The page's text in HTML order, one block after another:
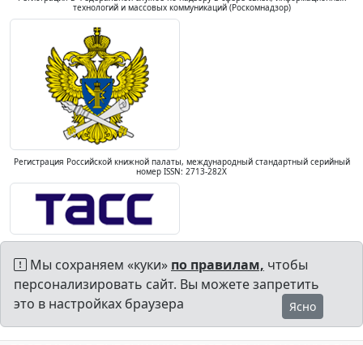
технологий и массовых коммуникаций (Роскомнадзор)
Регистрация Российской книжной палаты, международный стандартный серийный
номер ISSN: 2713-282X
Мы сохраняем «куки» по правилам, чтобы
персонализировать сайт. Вы можете запретить
это в настройках браузера
Ясно